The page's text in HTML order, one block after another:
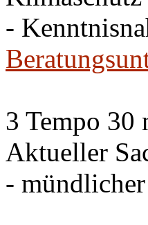
-
3 Tempo 30
Aktueller
-